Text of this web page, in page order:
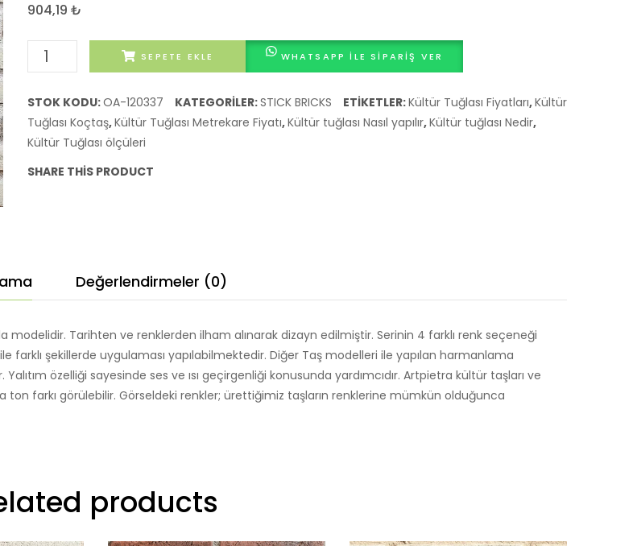
904,19 ₺
KÜLTÜR
TUĞLASI
BRICKS
MODELİ
PERLA
adet
SEPETE EKLE WHATSAPP ILE SIPARIŞ VER
STOK KODU:OA-120337 KATEGORILER:STICK BRICKS ETIKETLER:Kültür Tuğlası Fiyatları,Kültür
Tuğlası Koçtaş,Kültür Tuğlası Metrekare Fiyatı,Kültür tuğlası Nasıl yapılır,Kültür tuğlası Nedir,
Kültür Tuğlası ölçüleri
SHARE THIS PRODUCT
Değerlendirmeler (0)
modelidir. Tarihten ve renklerden ilham alınarak dizayn edilmiştir. Serinin 4 farklı renk seçeneği
farklı şekillerde uygulaması yapılabilmektedir. Diğer Taş modelleri ile yapılan harmanlama
özelliği sayesinde ses ve ısı geçirgenliği konusunda yardımcıdır. Artpietra kültür taşları ve
ton farkı görülebilir. Görseldeki renkler; ürettiğimiz taşların renklerine mümkün olduğunca
products